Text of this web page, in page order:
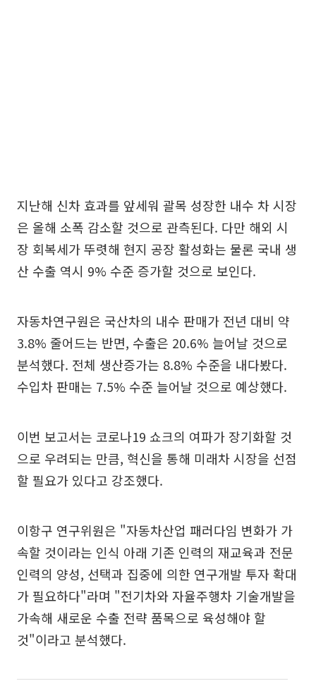
지난해 신차 효과를 앞세워 괄목 성장한 내수 차 시장
은 올해 소폭 감소할 것으로 관측된다. 다만 해외 시
장 회복세가 뚜렷해 현지 공장 활성화는 물론 국내 생
산 수출 역시 9% 수준 증가할 것으로 보인다.
자동차연구원은 국산차의 내수 판매가 전년 대비 약
3.8% 줄어드는 반면, 수출은 20.6% 늘어날 것으로
분석했다. 전체 생산증가는 8.8% 수준을 내다봤다.
수입차 판매는 7.5% 수준 늘어날 것으로 예상했다.
이번 보고서는 코로나19 쇼크의 여파가 장기화할 것
으로 우려되는 만큼, 혁신을 통해 미래차 시장을 선점
할 필요가 있다고 강조했다.
이항구 연구위원은 "자동차산업 패러다임 변화가 가
속할 것이라는 인식 아래 기존 인력의 재교육과 전문
인력의 양성, 선택과 집중에 의한 연구개발 투자 확대
가 필요하다"라며 "전기차와 자율주행차 기술개발을
가속해 새로운 수출 전략 품목으로 육성해야 할
것"이라고 분석했다.